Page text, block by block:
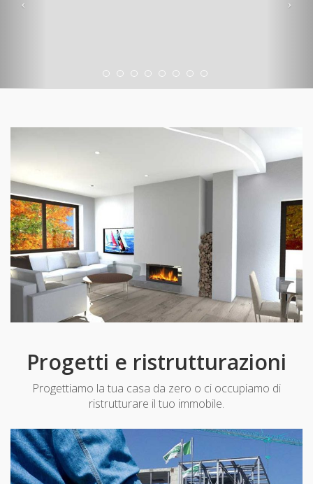
Progetti e ristrutturazioni
Progettiamo la tua casa da zero o ci occupiamo di
ristrutturare il tuo immobile.